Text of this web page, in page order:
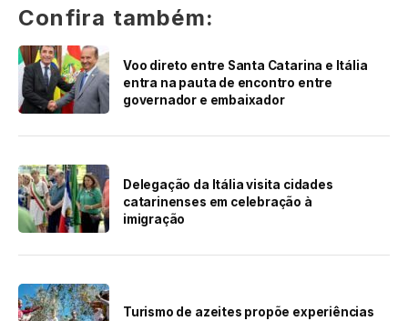
Confira também:
Voo direto entre Santa Catarina e Itália
entra na pauta de encontro entre
governador e embaixador
Delegação da Itália visita cidades
catarinenses em celebração à
imigração
Turismo de azeites propõe experiências